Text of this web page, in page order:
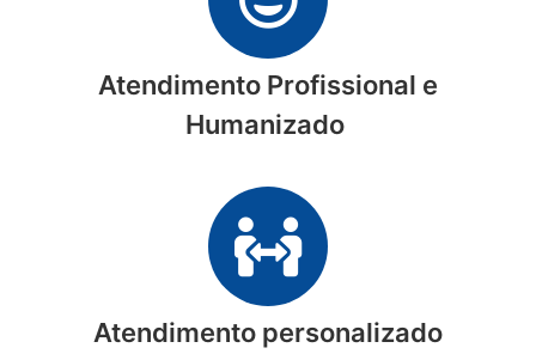
Atendimento Profissional e
Humanizado
Atendimento personalizado